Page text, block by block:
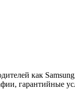
как
гарантийные